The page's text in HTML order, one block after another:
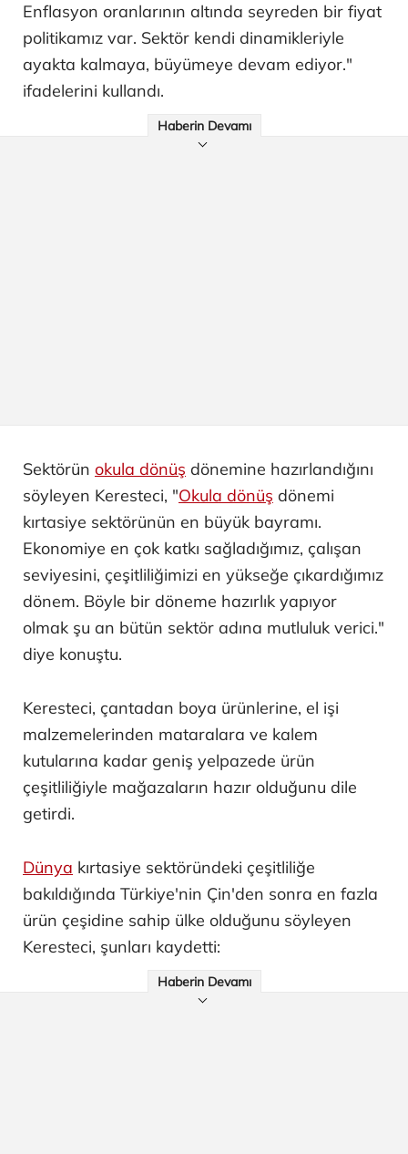
Enflasyon oranlarının altında seyreden bir fiyat
politikamız var. Sektör kendi dinamikleriyle
ayakta kalmaya, büyümeye devam ediyor."
ifadelerini kullandı.
Haberin Devamı
Sektörün okula dönüş dönemine hazırlandığını
söyleyen Keresteci, "Okula dönüş dönemi
kırtasiye sektörünün en büyük bayramı.
Ekonomiye en çok katkı sağladığımız, çalışan
seviyesini, çeşitliliğimizi en yükseğe çıkardığımız
dönem. Böyle bir döneme hazırlık yapıyor
olmak şu an bütün sektör adına mutluluk verici."
diye konuştu.
Keresteci, çantadan boya ürünlerine, el işi
malzemelerinden mataralara ve kalem
kutularına kadar geniş yelpazede ürün
çeşitliliğiyle mağazaların hazır olduğunu dile
getirdi.
Dünya kırtasiye sektöründeki çeşitliliğe
bakıldığında Türkiye'nin Çin'den sonra en fazla
ürün çeşidine sahip ülke olduğunu söyleyen
Keresteci, şunları kaydetti:
Haberin Devamı